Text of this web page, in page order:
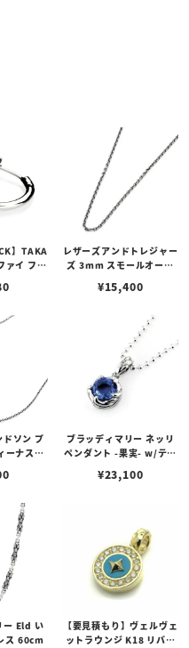
】TAKA
ァイ フー
レザーズアンドトレジャー
ズ 3mm スモールオーバ
ブスタークラスプ＆LTロ
¥15,400
ドソン プ
ーナスチ
ブラッディマリー ネッリ
ペンダント -果実- w/ティ
¥23,100
ー Eld い
ス 60cm
【要見積もり】ヴェルヴェ
ットラウンジ K18 リバテ